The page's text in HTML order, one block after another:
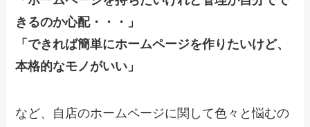
きるのか心配・・・」
「できれば簡単にホームページを作りたいけど、
本格的なモノがいい」
など、自店のホームページに関して色々と悩むの